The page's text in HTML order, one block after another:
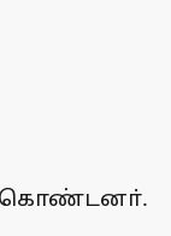
கொண்டனா்.